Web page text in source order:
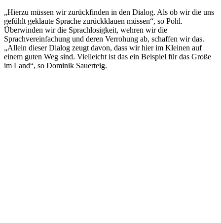
„Hierzu müssen wir zurückfinden in den Dialog. Als ob wir die uns
gefühlt geklaute Sprache zurückklauen müssen“, so Pohl.
Überwinden wir die Sprachlosigkeit, wehren wir die
Sprachvereinfachung und deren Verrohung ab, schaffen wir das.
„Allein dieser Dialog zeugt davon, dass wir hier im Kleinen auf
einem guten Weg sind. Vielleicht ist das ein Beispiel für das Große
im Land“, so Dominik Sauerteig.